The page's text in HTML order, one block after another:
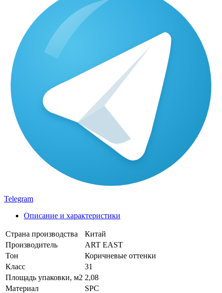
Telegram
Описание и характеристики
Страна производства
Китай
Производитель
ART EAST
Тон
Коричневые оттенки
Класс
31
Площадь упаковки, м2 2,08
Материал
SPC